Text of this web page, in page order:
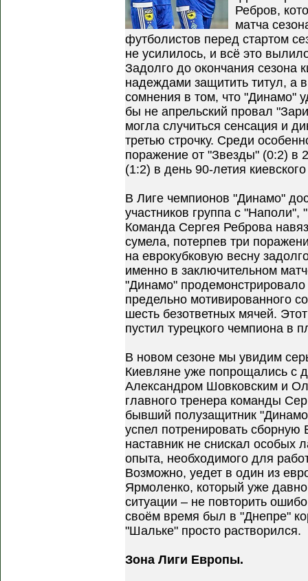
Ребров,
матча
футболистов перед стартом
не усилилось, и всё это
Задолго до окончания сезона
надеждами защитить титул, а
сомнения в том, что "Динамо"
бы не апрельский провал
могла случиться сенсация и
третью строчку. Среди
поражение от "Звезды" (0:2) в
(1:2) в день 90-летия
В Лиге чемпионов "Динамо"
участников группа с
Команда Сергея Реброва
сумела, потерпев три
на еврокубковую весну
именно в заключительном
"Динамо"
предельно мотивированного
шесть безответных мячей.
пустил турецкого чемпиона в
В новом сезоне мы увидим
Киевляне уже попрощались с
Александром Шовковским и
главного тренера команды
бывший полузащитник
успел потренировать
наставник не снискал особых
опыта, необходимого для
Возможно, уедет в один из
Ярмоленко, который уже давно
ситуации – не повторить
своём время был в "Днепре"
"Шальке" просто растворился.
Зона Лиги Европы.